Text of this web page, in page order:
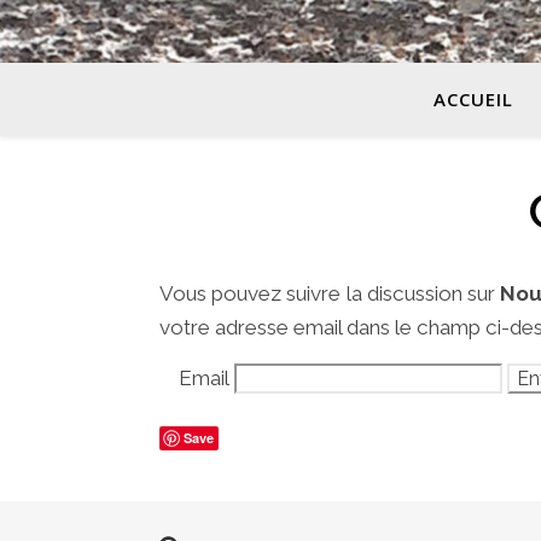
ACCUEIL
Vous pouvez suivre la discussion sur
votre adresse email dans le champ ci-
Email
Save